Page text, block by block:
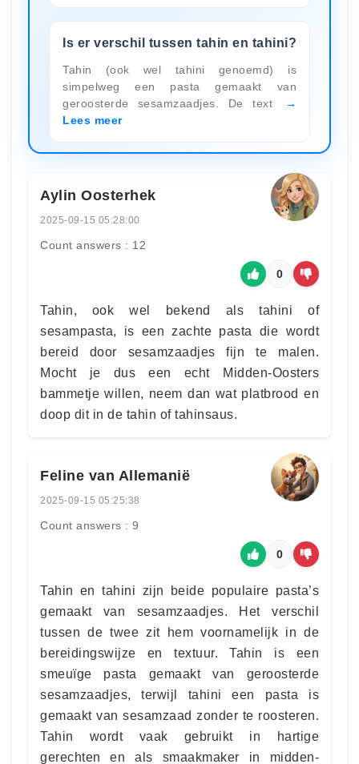
Is er verschil tussen tahin en tahini?
Tahin (ook wel tahini genoemd) is
simpelweg een pasta gemaakt van
geroosterde sesamzaadjes. De text
Lees meer
Aylin Oosterhek
2025-09-15 05:28:00
Count answers : 12
0
Tahin, ook wel bekend als tahini of
sesampasta, is een zachte pasta die wordt
bereid door sesamzaadjes fijn te malen.
Mocht je dus een echt Midden-Oosters
bammetje willen, neem dan wat platbrood en
doop dit in de tahin of tahinsaus.
Feline van Allemanië
2025-09-15 05:25:38
Count answers : 9
0
Tahin en tahini zijn beide populaire pasta’s
gemaakt van sesamzaadjes. Het verschil
tussen de twee zit hem voornamelijk in de
bereidingswijze en textuur. Tahin is een
smeuïge pasta gemaakt van geroosterde
sesamzaadjes, terwijl tahini een pasta is
gemaakt van sesamzaad zonder te roosteren.
Tahin wordt vaak gebruikt in hartige
gerechten en als smaakmaker in midden-